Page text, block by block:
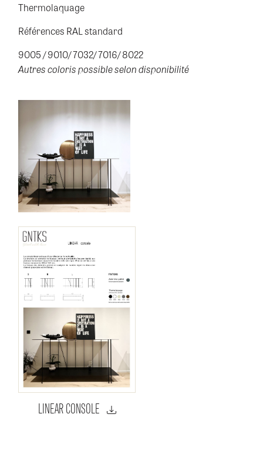
Thermolaquage
Références RAL standard
9005 / 9010/ 7032/ 7016/ 8022
Autres coloris possible selon disponibilité
LINEAR CONSOLE